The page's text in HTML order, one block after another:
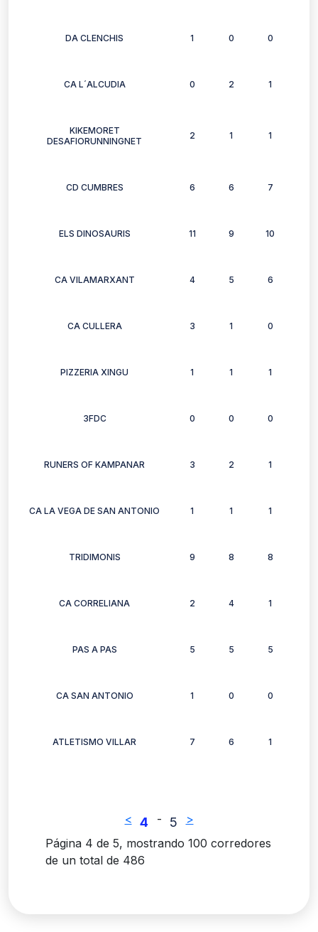
DA CLENCHIS 1 0 0
CA L´ALCUDIA 0 2 1
KIKEMORET
DESAFIORUNNINGNET
2 1 1
CD CUMBRES 6 6 7
ELS DINOSAURIS 11 9 10
CA VILAMARXANT 4 5 6
CA CULLERA 3 1 0
PIZZERIA XINGU 1 1 1
3FDC 0 0 0
RUNERS OF KAMPANAR 3 2 1
CA LA VEGA DE SAN ANTONIO 1 1 1
TRIDIMONIS 9 8 8
CA CORRELIANA 2 4 1
PAS A PAS 5 5 5
CA SAN ANTONIO 1 0 0
ATLETISMO VILLAR 7 6 1
< 4 - 5
>
Página 4 de 5, mostrando 100 corredores
de un total de 486